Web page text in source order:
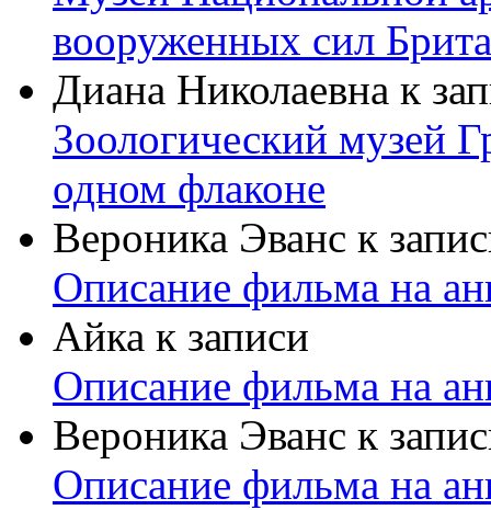
вооруженных сил
Диана Николаевна к
Зоологический музей
одном флаконе
Вероника Эванс к
Описание фильма на
Айка к записи
Описание фильма на
Вероника Эванс к
Описание фильма на